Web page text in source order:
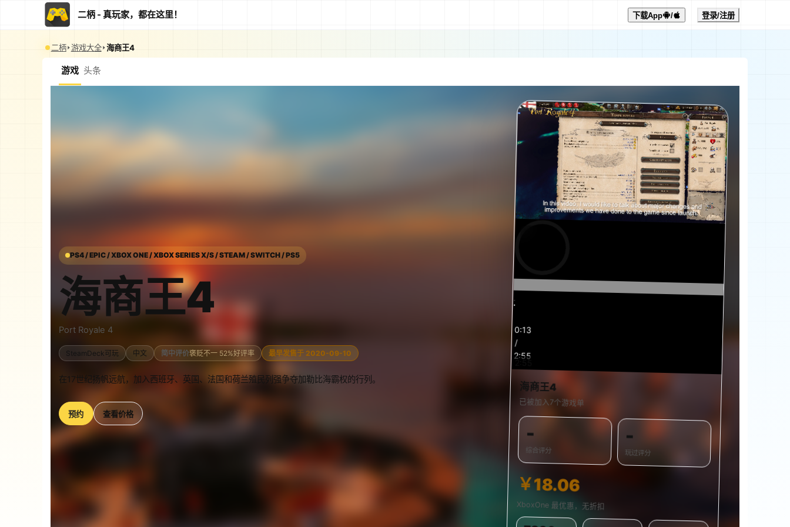
二柄 - 真玩家，都在这里！ 下载App / 登录/注册
二柄 游戏大全 海商王4
游戏 头条
PS4 / EPIC / XBOX ONE / XBOX SERIES X/S / STEAM / SWITCH / PS5
海商王4
Port Royale 4
SteamDeck可玩 中文 简中评价褒贬不一 52%好评率 最早发售于 2020-09-10
在17世纪扬帆远航，加入西班牙、英国、法国和荷兰殖民列强争夺加勒比海霸权的行列。
预约 查看价格
0:14
/
2:55
预
览
海商王4
已被加入7个游戏单
-
综合评分
-
玩过评分
￥18.06
XboxOne 最优惠，无折扣